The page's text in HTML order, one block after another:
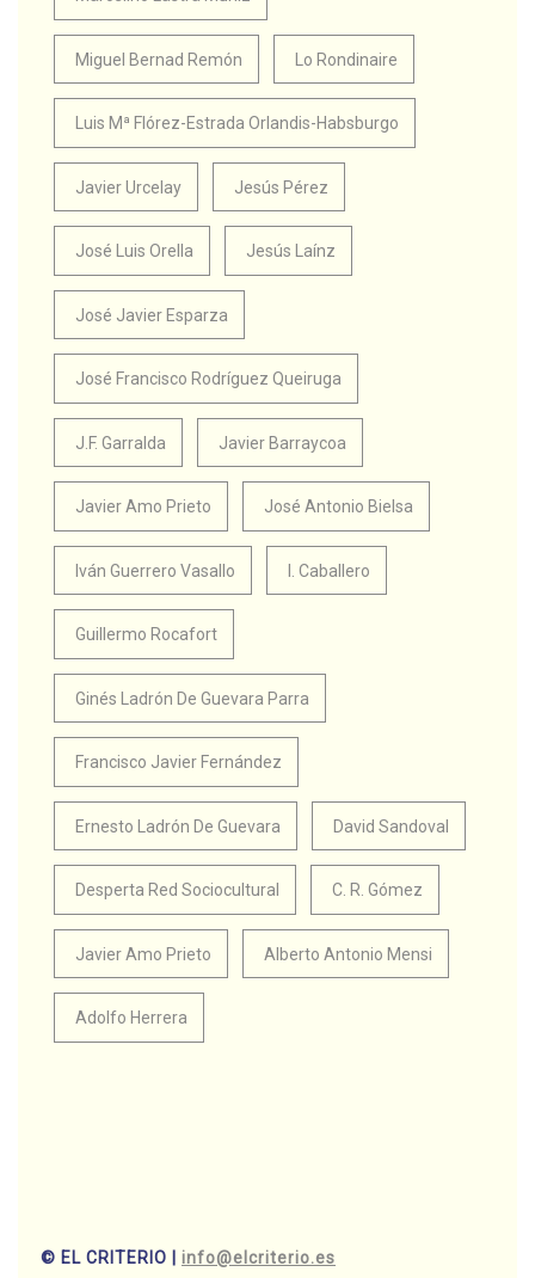
Miguel Bernad Remón Lo Rondinaire
Luis Mª Flórez-Estrada Orlandis-Habsburgo
Javier Urcelay Jesús Pérez
José Luis Orella Jesús Laínz
José Javier Esparza
José Francisco Rodríguez Queiruga
J.F. Garralda Javier Barraycoa
Javier Amo Prieto José Antonio Bielsa
Iván Guerrero Vasallo I. Caballero
Guillermo Rocafort
Ginés Ladrón De Guevara Parra
Francisco Javier Fernández
Ernesto Ladrón De Guevara David Sandoval
Desperta Red Sociocultural C. R. Gómez
Javier Amo Prieto Alberto Antonio Mensi
Adolfo Herrera
© EL CRITERIO | info@elcriterio.es